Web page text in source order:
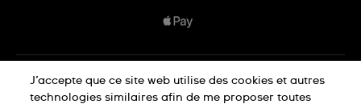
Déclaration de confidentialité
J’accepte que ce site web utilise des cookies et autres
technologies similaires afin de me proposer toutes